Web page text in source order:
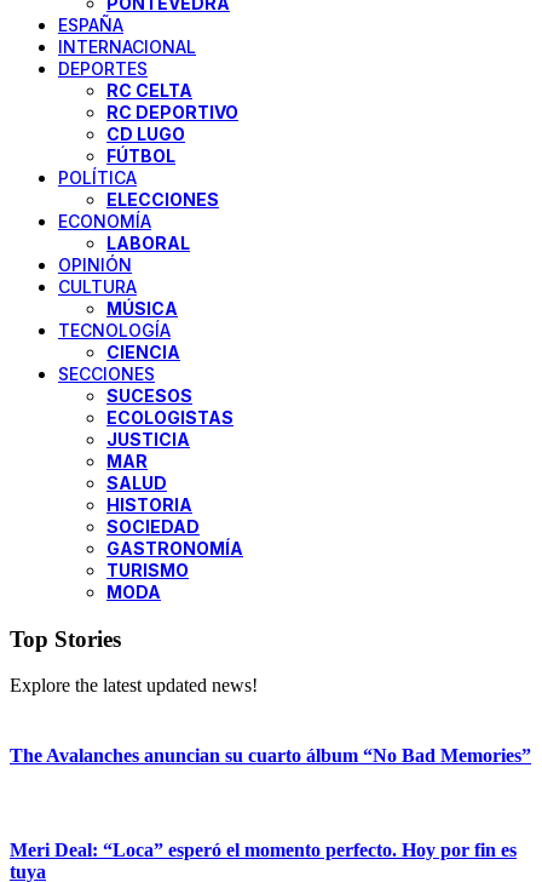
ESPAÑA
INTERNACIONAL
DEPORTES
RC CELTA
RC DEPORTIVO
CD LUGO
FÚTBOL
POLÍTICA
ELECCIONES
ECONOMÍA
LABORAL
OPINIÓN
CULTURA
MÚSICA
TECNOLOGÍA
CIENCIA
SECCIONES
SUCESOS
ECOLOGISTAS
JUSTICIA
MAR
SALUD
HISTORIA
SOCIEDAD
GASTRONOMÍA
TURISMO
MODA
Top Stories
Explore the latest updated news!
The Avalanches anuncian su cuarto álbum “No Bad Memories”
Meri Deal: “Loca” esperó el momento perfecto. Hoy por fin es
tuya